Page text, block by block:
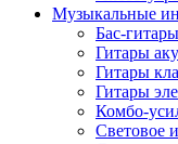
Музыкальные
Бас-гитары
Гитары
Гитары
Гитары
Комбо-
Световое